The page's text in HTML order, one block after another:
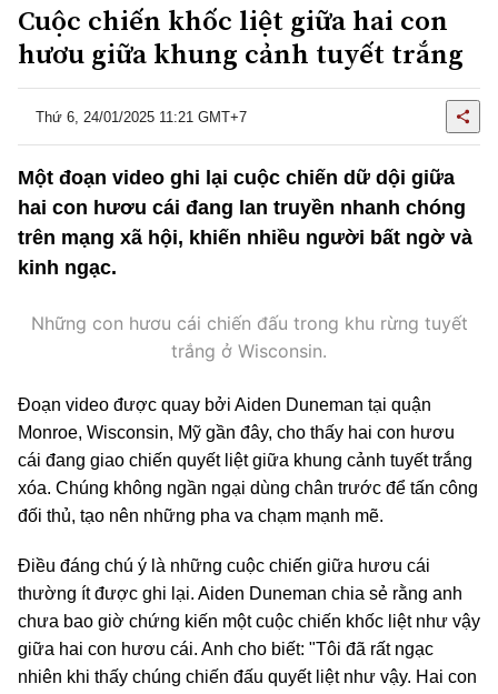
Cuộc chiến khốc liệt giữa hai con
hươu giữa khung cảnh tuyết trắng
Thứ 6, 24/01/2025 11:21 GMT+7
Một đoạn video ghi lại cuộc chiến dữ dội giữa
hai con hươu cái đang lan truyền nhanh chóng
trên mạng xã hội, khiến nhiều người bất ngờ và
kinh ngạc.
Những con hươu cái chiến đấu trong khu rừng tuyết
trắng ở Wisconsin.
Đoạn video được quay bởi Aiden Duneman tại quận
Monroe, Wisconsin, Mỹ gần đây, cho thấy hai con hươu
cái đang giao chiến quyết liệt giữa khung cảnh tuyết trắng
xóa. Chúng không ngần ngại dùng chân trước để tấn công
đối thủ, tạo nên những pha va chạm mạnh mẽ.
Điều đáng chú ý là những cuộc chiến giữa hươu cái
thường ít được ghi lại. Aiden Duneman chia sẻ rằng anh
chưa bao giờ chứng kiến một cuộc chiến khốc liệt như vậy
giữa hai con hươu cái. Anh cho biết: "Tôi đã rất ngạc
nhiên khi thấy chúng chiến đấu quyết liệt như vậy. Hai con